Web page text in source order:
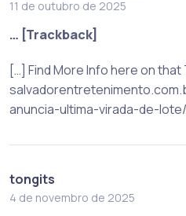
11 de outubro de 2025
… [Trackback]
[…] Find More Info here on that
anuncia-ultima-virada-de-
tongits
4 de novembro de 2025